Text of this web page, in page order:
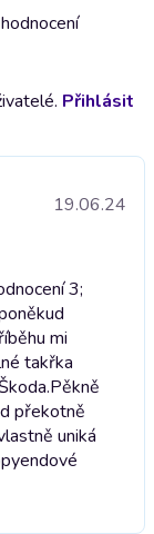
Přihlásit
19.06.24
3;
mi
takřka
Pěkně
překotně
uniká